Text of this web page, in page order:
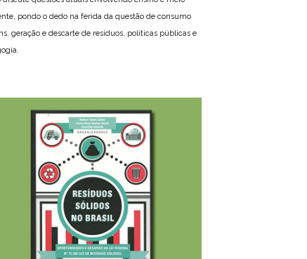
pondo o dedo na ferida da questão de consumo
geração e descarte de resíduos, políticas públicas e